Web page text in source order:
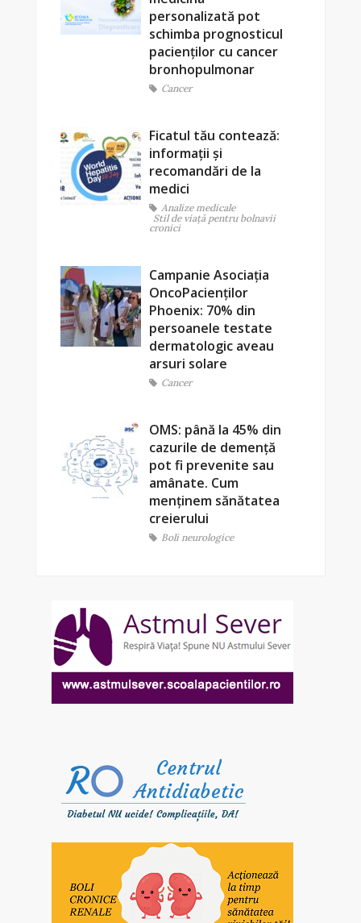
personalizată pot
schimba prognosticul
pacienților cu cancer
bronhopulmonar
Cancer
Ficatul tău contează:
informații și
recomandări de la
medici
Analize medicale
Stil de viaţă pentru bolnavii
cronici
Campanie Asociația
OncoPacienților
Phoenix: 70% din
persoanele testate
dermatologic aveau
arsuri solare
Cancer
OMS: până la 45% din
cazurile de demență
pot fi prevenite sau
amânate. Cum
menținem sănătatea
creierului
Boli neurologice